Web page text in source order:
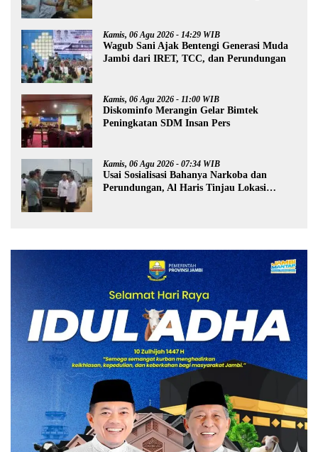
Kamis, 06 Agu 2026 - 14:29 WIB
Wagub Sani Ajak Bentengi Generasi Muda
Jambi dari IRET, TCC, dan Perundungan
Kamis, 06 Agu 2026 - 11:00 WIB
Diskominfo Merangin Gelar Bimtek
Peningkatan SDM Insan Pers
Kamis, 06 Agu 2026 - 07:34 WIB
Usai Sosialisasi Bahanya Narkoba dan
Perundungan, Al Haris Tinjau Lokasi